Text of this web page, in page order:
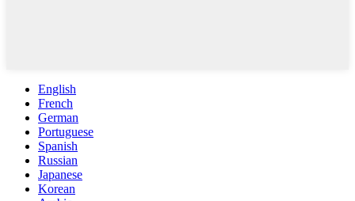
English
French
German
Portuguese
Spanish
Russian
Japanese
Korean